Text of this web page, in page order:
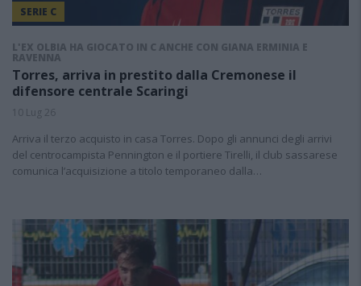
SERIE C
L'EX OLBIA HA GIOCATO IN C ANCHE CON GIANA ERMINIA E
RAVENNA
Torres, arriva in prestito dalla Cremonese il
difensore centrale Scaringi
10 Lug 26
Arriva il terzo acquisto in casa Torres. Dopo gli annunci degli arrivi
del centrocampista Pennington e il portiere Tirelli, il club sassarese
comunica l’acquisizione a titolo temporaneo dalla…